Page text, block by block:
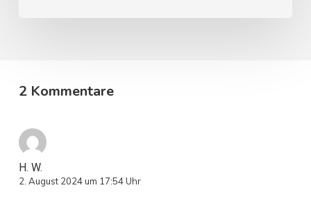
2 Kommentare
H. W.
2. August 2024 um 17:54 Uhr